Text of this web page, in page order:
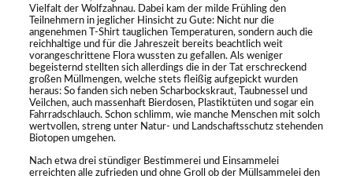
Vielfalt der Wolfzahnau. Dabei kam der milde Frühling den
Teilnehmern in jeglicher Hinsicht zu Gute: Nicht nur die
angenehmen T-Shirt tauglichen Temperaturen, sondern auch die
reichhaltige und für die Jahreszeit bereits beachtlich weit
vorangeschrittene Flora wussten zu gefallen. Als weniger
begeisternd stellten sich allerdings die in der Tat erschreckend
großen Müllmengen, welche stets fleißig aufgepickt wurden
heraus: So fanden sich neben Scharbockskraut, Taubnessel und
Veilchen, auch massenhaft Bierdosen, Plastiktüten und sogar ein
Fahrradschlauch. Schon schlimm, wie manche Menschen mit solch
wertvollen, streng unter Natur- und Landschaftsschutz stehenden
Biotopen umgehen.
Nach etwa drei stündiger Bestimmerei und Einsammelei
erreichten alle zufrieden und ohne Groll ob der Müllsammelei den